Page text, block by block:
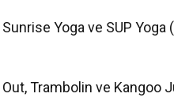
Sunrise Yoga ve SUP Yoga
Trambolin ve Kangoo